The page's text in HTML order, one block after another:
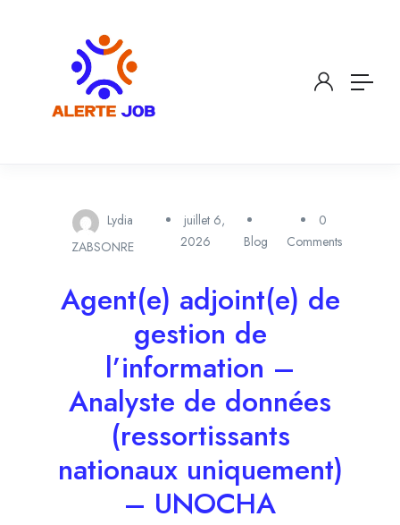
Lydia
ZABSONRE
juillet 6,
2026
Blog
0
Comments
Agent(e) adjoint(e) de
gestion de
l’information –
Analyste de données
(ressortissants
nationaux uniquement)
– UNOCHA